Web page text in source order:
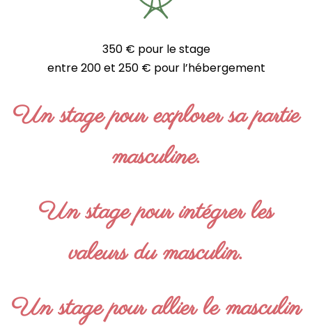
350 € pour le stage
entre 200 et 250 € pour l’hébergement
Un stage pour explorer sa partie
masculine.
Un stage pour intégrer les
valeurs du masculin.
Un stage pour allier le masculin